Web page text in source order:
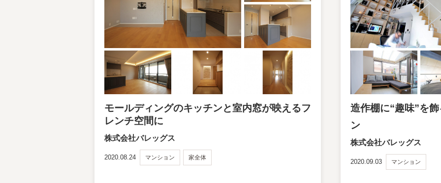
モールディングのキッチンと室内窓が映えるフ
レンチ空間に
株式会社バレッグス
2020.08.24 マンション 家全体
造作棚に“趣味”を
ン
株式会社バレッグス
2020.09.03 マンション